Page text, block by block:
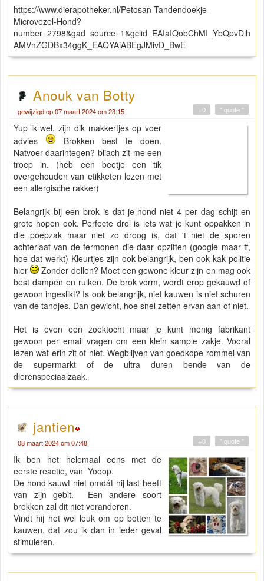
https://www.dierapotheker.nl/Petosan-Tandendoekje-
Microvezel-Hond?
number=2798&gad_source=1&gclid=EAIaIQobChMI_YbQpvDih
AMVnZGDBx34ggK_EAQYAiABEgJMivD_BwE
Anouk van Botty
gewijzigd op 07 maart 2024 om 23:15 " quote "
+0
Yup ik wel, zijn dik makkertjes op voer
advies
Brokken best te doen.
Natvoer daarintegen? bliach zit me een
troep in. (heb een beetje een tik
overgehouden van etikketen lezen met
een allergische rakker)
Belangrijk bij een brok is dat je hond niet 4 per dag schijt en
grote hopen ook. Perfecte drol is iets wat je kunt oppakken in
die poepzak maar niet zo droog is, dat 't niet de sporen
achterlaat van de fermonen die daar opzitten (google maar ff,
hoe dat werkt) Kleurtjes zijn ook belangrijk, ben ook kak politie
hier
Zonder dollen? Moet een gewone kleur zijn en mag ook
best dampen en ruiken. De brok vorm, wordt erop gekauwd of
gewoon ingeslikt? Is ook belangrijk, niet kauwen is niet schuren
van de tandjes. Dan gewicht, hoe snel zetten ervan aan of niet.
Het is even een zoektocht maar je kunt menig fabrikant
gewoon per email vragen om een klein sample zakje. Vooral
lezen wat erin zit of niet. Wegblijven van goedkope rommel van
de supermarkt of de ultra duren bende van de
dierenspeciaalzaak.
jantien
08 maart 2024 om 07:48 " quote "
+0
Ik ben het helemaal eens met de
eerste reactie, van Yooop.
De hond kauwt niet omdát hij last heeft
van zijn gebit. Een andere soort
brokken zal dit niet veranderen.
Vindt hij het wel leuk om op botten te
kauwen, dat zou ik dan in ieder geval
stimuleren.